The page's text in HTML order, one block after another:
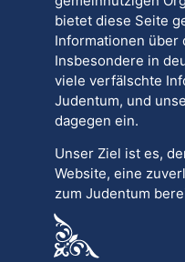
bietet diese Seite
Informationen über
Insbesondere in
viele verfälschte
Judentum, und
dagegen ein.
Unser Ziel ist es,
Website, eine
zum Judentum